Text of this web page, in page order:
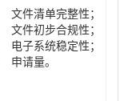
文件清单完整性；
文件初步合规性；
电子系统稳定性；
申请量。